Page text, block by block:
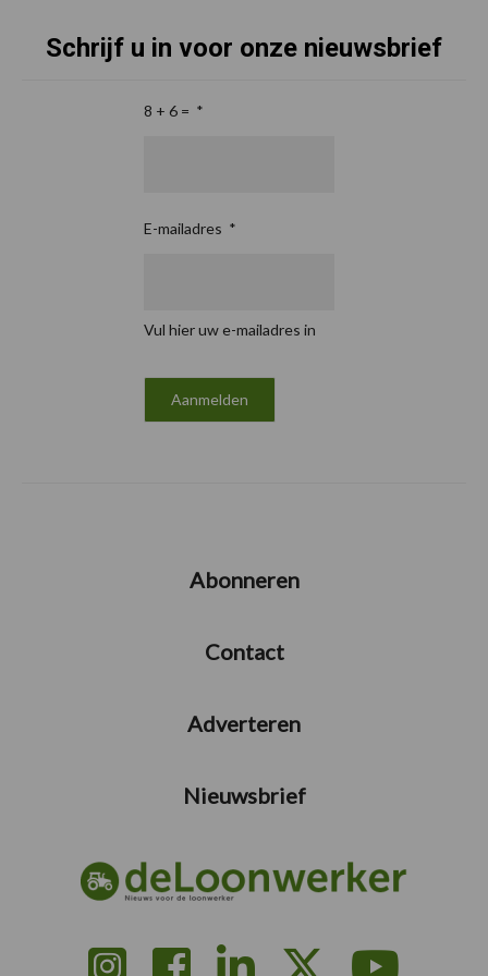
Schrijf u in voor onze nieuwsbrief
8 + 6 = *
E-mailadres *
Vul hier uw e-mailadres in
Abonneren
Contact
Adverteren
Nieuwsbrief